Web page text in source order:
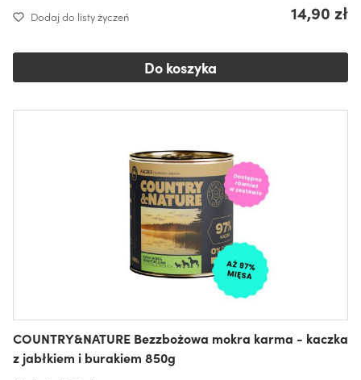
Dodaj do listy życzeń 14,90 zł
Do koszyka
COUNTRY&NATURE Bezzbożowa mokra karma - kaczka
z jabłkiem i burakiem 850g